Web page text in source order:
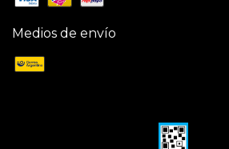
Medios de envío